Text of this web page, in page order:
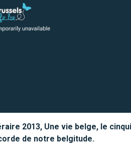
2013, Une vie belge, le
de notre belgitude.